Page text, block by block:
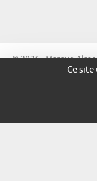
© 2026 - Marque
Ce